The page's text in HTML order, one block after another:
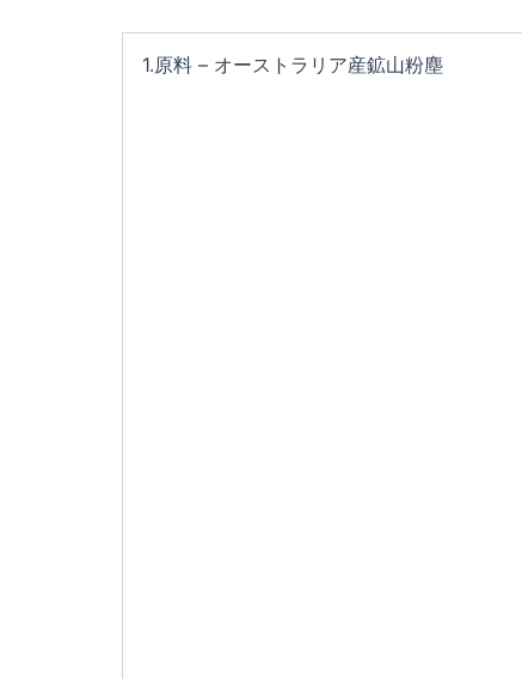
1.原料 – オーストラリア産鉱山粉塵